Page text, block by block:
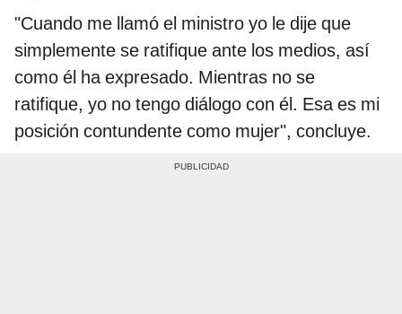
"Cuando me llamó el ministro yo le dije que
simplemente se ratifique ante los medios, así
como él ha expresado. Mientras no se
ratifique, yo no tengo diálogo con él. Esa es mi
posición contundente como mujer", concluye.